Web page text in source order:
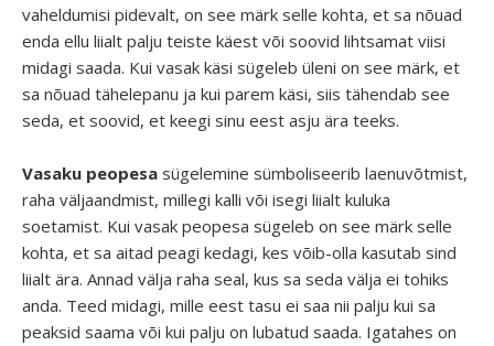
vaheldumisi pidevalt, on see märk selle kohta, et sa nõuad
enda ellu liialt palju teiste käest või soovid lihtsamat viisi
midagi saada. Kui vasak käsi sügeleb üleni on see märk, et
sa nõuad tähelepanu ja kui parem käsi, siis tähendab see
seda, et soovid, et keegi sinu eest asju ära teeks.
Vasaku peopesa sügelemine sümboliseerib laenuvõtmist,
raha väljaandmist, millegi kalli või isegi liialt kuluka
soetamist. Kui vasak peopesa sügeleb on see märk selle
kohta, et sa aitad peagi kedagi, kes võib-olla kasutab sind
liialt ära. Annad välja raha seal, kus sa seda välja ei tohiks
anda. Teed midagi, mille eest tasu ei saa nii palju kui sa
peaksid saama või kui palju on lubatud saada. Igatahes on